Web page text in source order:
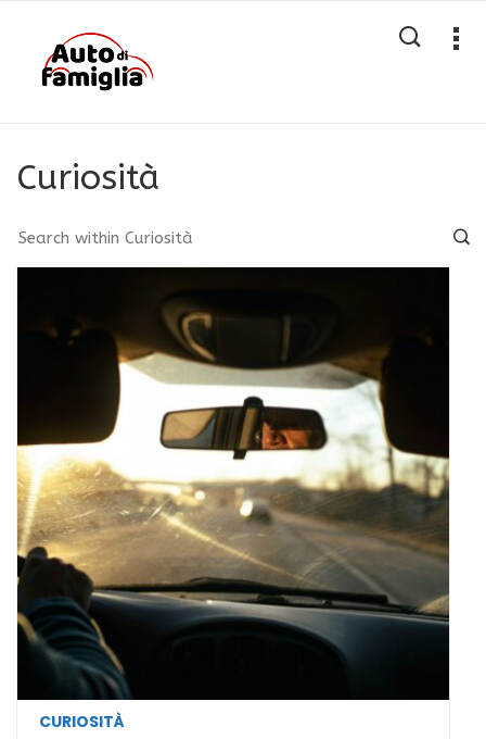
Curiosità
CURIOSITÀ